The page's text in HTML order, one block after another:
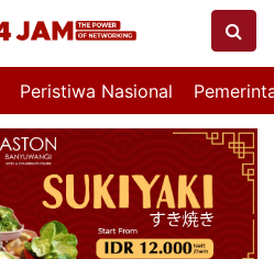
Peristiwa Nasional